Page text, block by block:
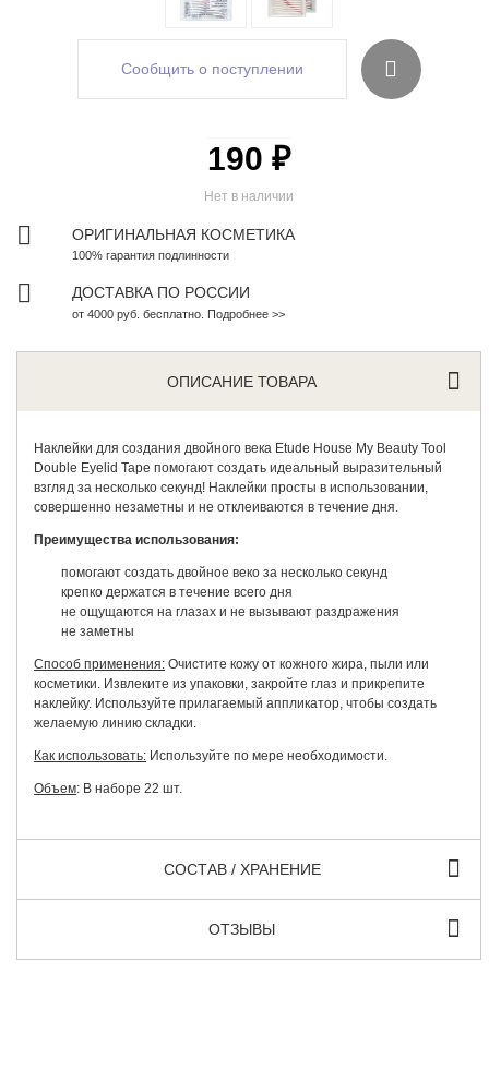
Сообщить о поступлении
Нет в наличии
190 ₽
ОРИГИНАЛЬНАЯ КОСМЕТИКА
100% гарантия подлинности
ДОСТАВКА ПО РОССИИ
от 4000 руб. бесплатно. Подробнее >>
ОПИСАНИЕ ТОВАРА
Наклейки для создания двойного века Etude House My Beauty Tool
Double Eyelid Tape помогают создать идеальный выразительный
взгляд за несколько секунд! Наклейки просты в использовании,
совершенно незаметны и не отклеиваются в течение дня.
Преимущества использования:
помогают создать двойное веко за несколько секунд
крепко держатся в течение всего дня
не ощущаются на глазах и не вызывают раздражения
не заметны
Способ применения: Очистите кожу от кожного жира, пыли или
косметики. Извлеките из упаковки, закройте глаз и прикрепите
наклейку. Используйте прилагаемый аппликатор, чтобы создать
желаемую линию складки.
Как использовать: Используйте по мере необходимости.
Объем: В наборе 22 шт.
СОСТАВ / ХРАНЕНИЕ
ОТЗЫВЫ